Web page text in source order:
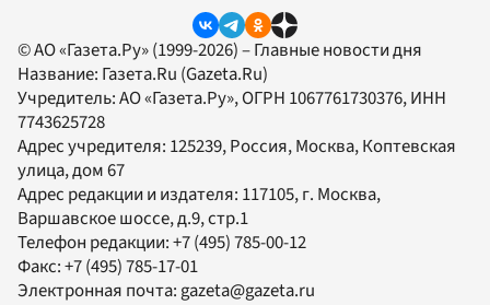
© АО «Газета.Ру» (1999-2026) – Главные новости дня
Название: Газета.Ru (Gazeta.Ru)
Учредитель:АО «Газета.Ру», ОГРН 1067761730376, ИНН
7743625728
Адрес учредителя: 125239, Россия, Москва, Коптевская
улица, дом 67
Адрес редакции и издателя: 117105, г. Москва,
Варшавское шоссе, д.9, стр.1
Телефон редакции:+7 (495) 785-00-12
Факс:+7 (495) 785-17-01
Электронная почта: gazeta@gazeta.ru